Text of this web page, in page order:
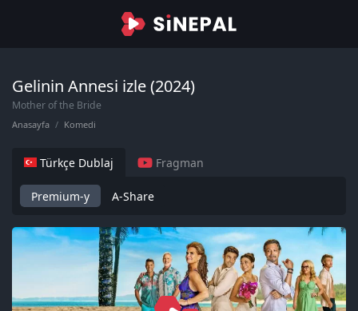
Gelinin Annesi izle (2024)
Mother of the Bride
Anasayfa Komedi
Türkçe Dublaj Fragman
Premium-y A-Share